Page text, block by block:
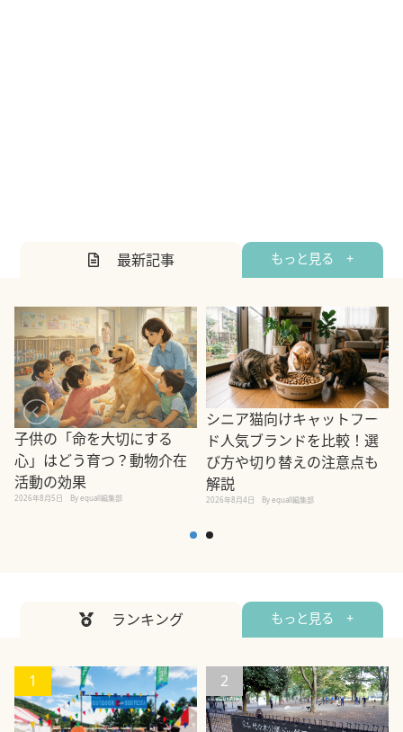
最新記事 もっと見る +
子供の「命を大切にする
心」はどう育つ？動物介在
活動の効果
2026年8月5日 By equall編集部
シニア猫向けキャットフー
ド人気ブランドを比較！選
び方や切り替えの注意点も
解説
2026年8月4日 By equall編集部
ランキング もっと見る +
1 2